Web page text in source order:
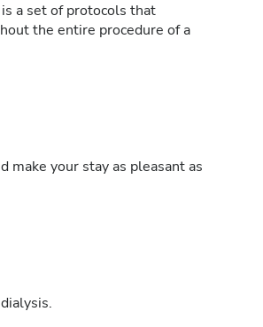
a set of protocols that
the entire procedure of a
make your stay as pleasant as